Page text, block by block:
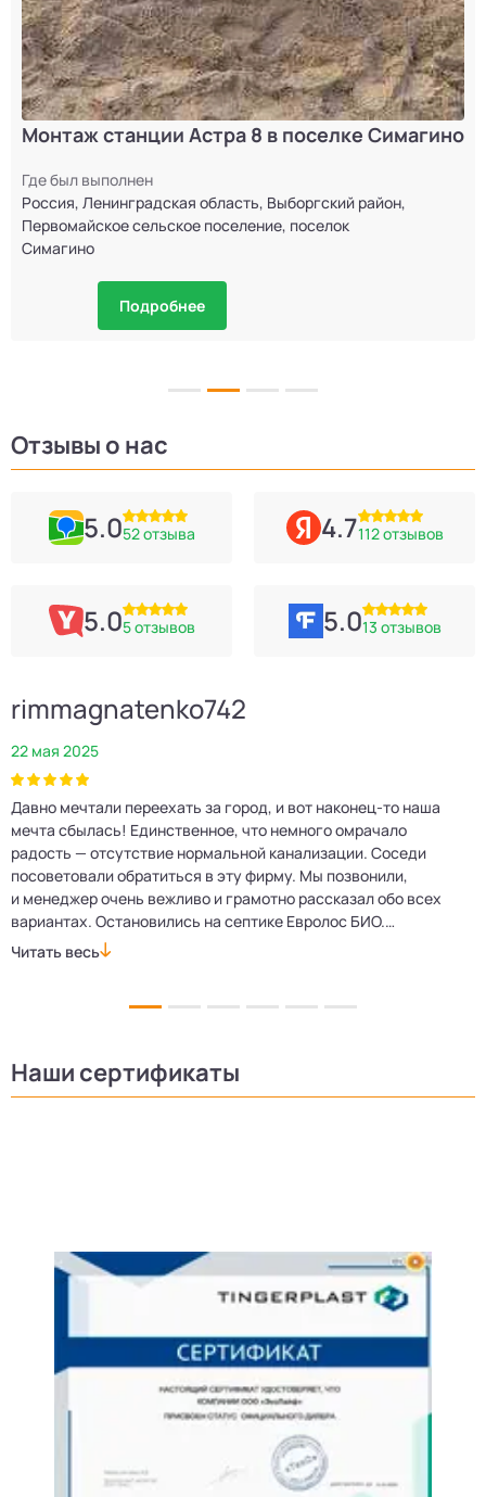
Монтаж станции Астра 8 в поселке Симагино
Где был выполнен
Россия, Ленинградская область, Выборгский район,
Первомайское сельское поселение, поселок
Симагино
Подробнее
Отзывы о нас
5.052 отзыва 4.7112 отзывов
5.05 отзывов 5.013 отзывов
rimmagnatenko742
22 мая 2025
Давно мечтали переехать за город, и вот наконец‑то наша
мечта сбылась! Единственное, что немного омрачало
радость — отсутствие нормальной канализации. Соседи
посоветовали обратиться в эту фирму. Мы позвонили,
и менеджер очень вежливо и грамотно рассказал обо всех
вариантах. Остановились на септике Евролос БИО.
Монтажники приехали вовремя, установили всё быстро
Читать весь
Наши сертификаты